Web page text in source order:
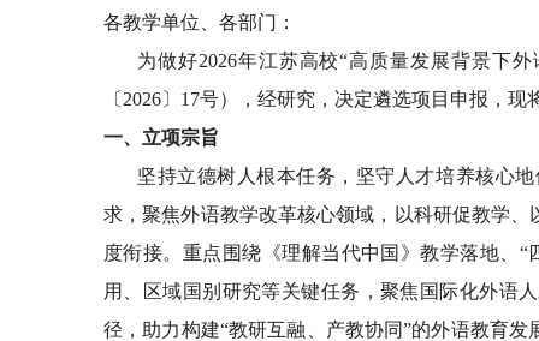
各教学单位、各部门：
为做好2026年江苏高校“高质量发展背景下外
〔2026〕 1 7号） ，经研究，决定遴选项目申报， 现
一、立项宗旨
坚持立德树人根本任务，坚守人才培养核心
求，聚焦外语教学改革核心领域，以科研促教学
度衔接。重点围绕《理解当代中国》教学落地、 “
用、区域国别研究等关键任务，聚焦国际化外语
径，助力构建“教研互融、产教协同”的外语教育发